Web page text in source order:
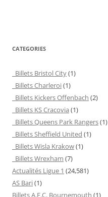
CATEGORIES
Billets Bristol City(1)
Billets Charleroi(1)
Billets Kickers Offenbach (2)
Billets KS Cracovia (1)
Billets Queens Park Rangers(1)
Billets Sheffield United (1)
Billets Wisla Krakow(1)
Billets Wrexham (7)
Actualités Ligue 1 (24,581)
AS Bari(1)
Billets A.F.C. Bournemouth (1)